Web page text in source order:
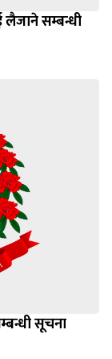
लैजाने सम्बन्धी
सूचना